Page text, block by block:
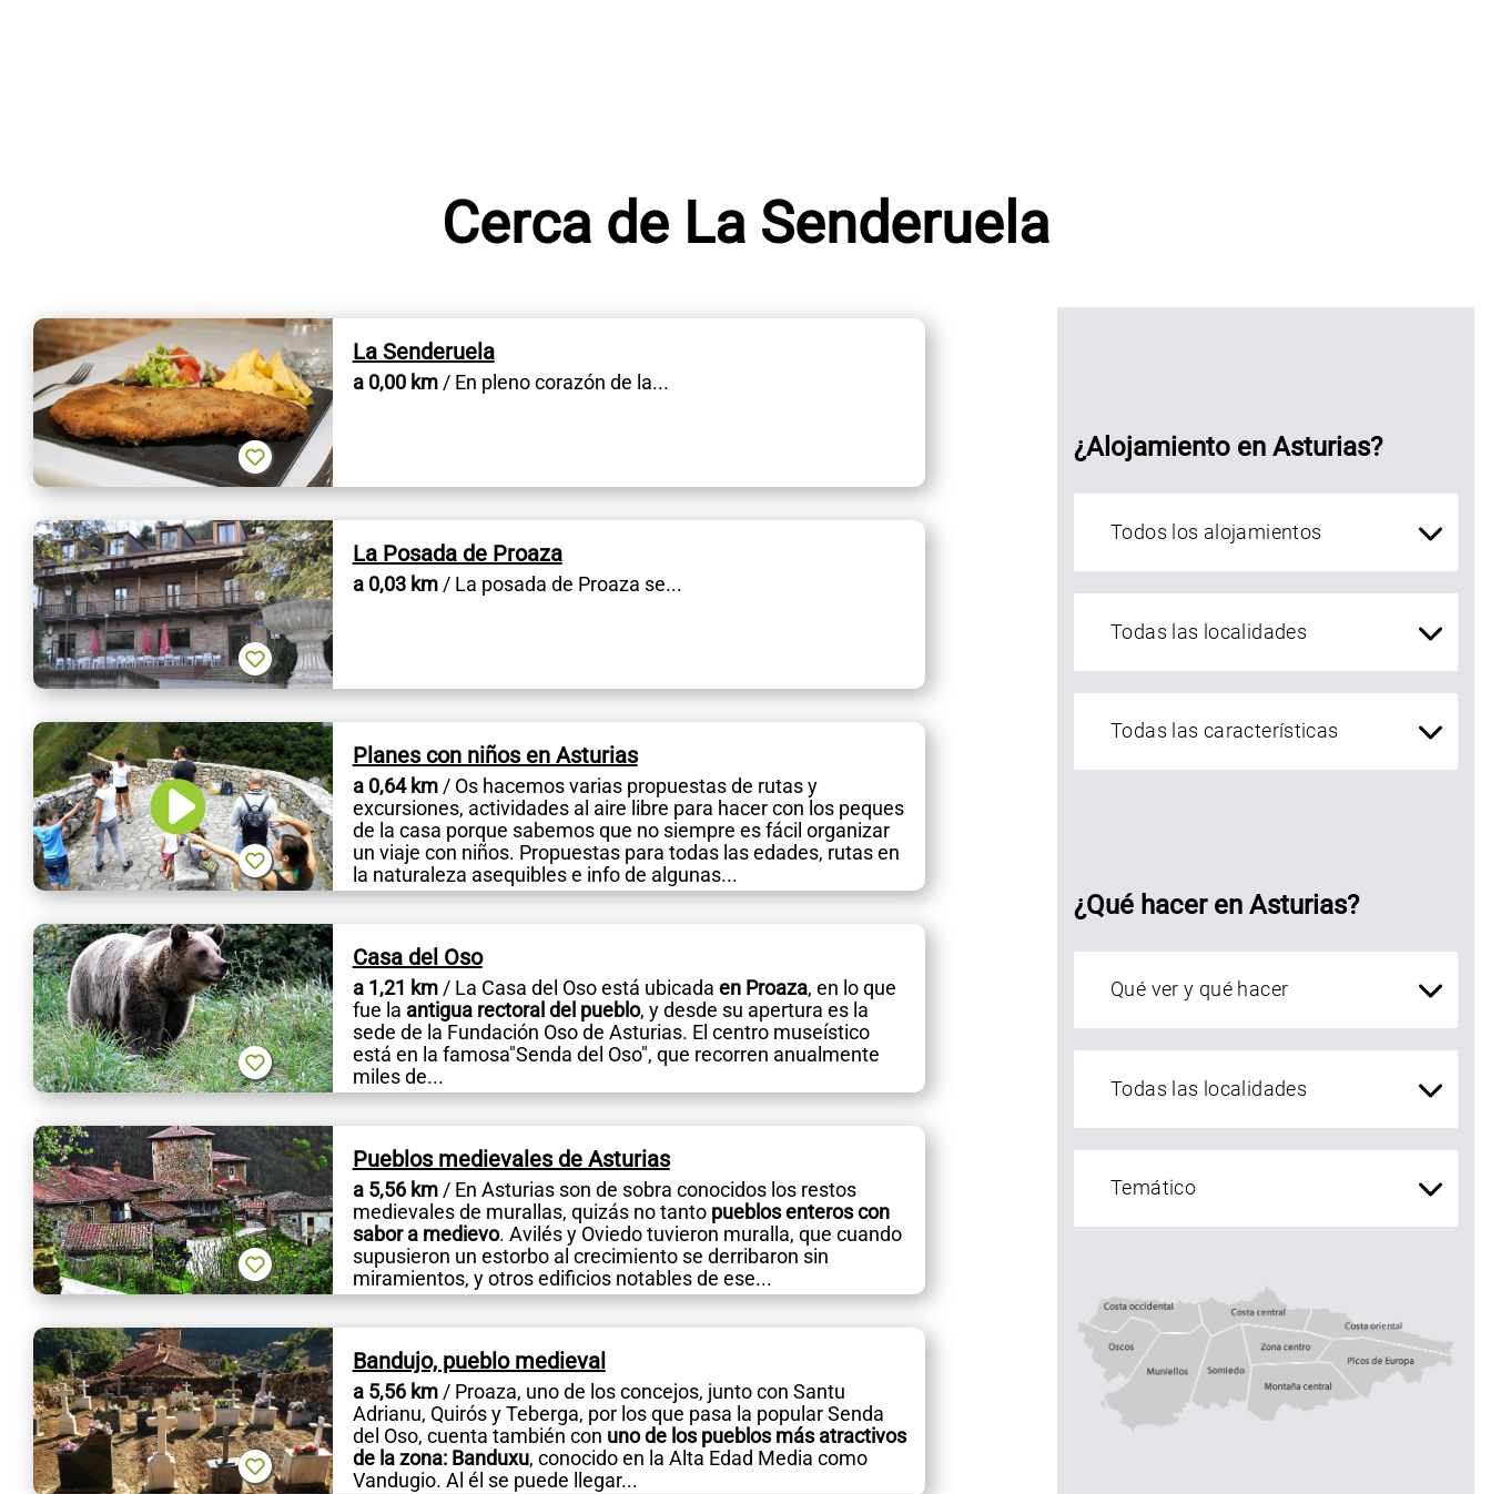
Cerca de La Senderuela
La Senderuela
a 0,00 km/ En pleno corazón de la...
La Posada de Proaza
a 0,03 km/ La posada de Proaza se...
Planes con niños en Asturias
a 0,64 km/ Os hacemos varias propuestas de rutas y
excursiones, actividades al aire libre para hacer con los peques
de la casa porque sabemos que no siempre es fácil organizar
un viaje con niños. Propuestas para todas las edades, rutas en
la naturaleza asequibles e info de algunas...
Casa del Oso
a 1,21 km/ La Casa del Oso está ubicada en Proaza, en lo que
fue la antigua rectoral del pueblo, y desde su apertura es la
sede de la Fundación Oso de Asturias. El centro museístico
está en la famosa"Senda del Oso", que recorren anualmente
miles de...
Pueblos medievales de Asturias
a 5,56 km/ En Asturias son de sobra conocidos los restos
medievales de murallas, quizás no tanto pueblos enteros con
sabor a medievo. Avilés y Oviedo tuvieron muralla, que cuando
supusieron un estorbo al crecimiento se derribaron sin
miramientos, y otros edificios notables de ese...
Bandujo, pueblo medieval
a 5,56 km/ Proaza, uno de los concejos, junto con Santu
Adrianu, Quirós y Teberga, por los que pasa la popular Senda
del Oso, cuenta también con uno de los pueblos más atractivos
de la zona: Banduxu, conocido en la Alta Edad Media como
Vandugio. Al él se puede llegar...
¿Alojamiento en Asturias?
¿Qué hacer en Asturias?
Costa occidental
Oscos
MuniellosSomiedo
Costa central
zona centro
Montaña centralPicos de